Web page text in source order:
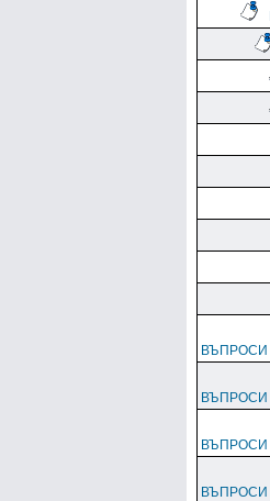
ВЪПРОСИ
ВЪПРОСИ
ВЪПРОСИ
ВЪПРОСИ